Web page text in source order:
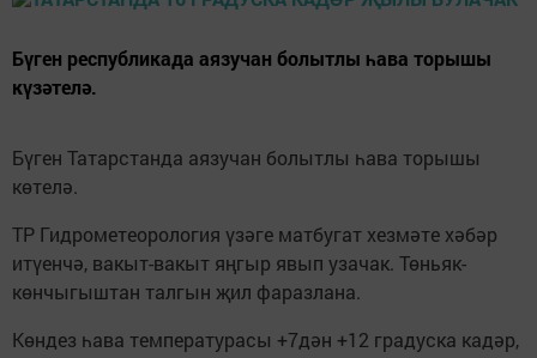
Бүген республикада аязучан болытлы һава торышы
күзәтелә.
Бүген Татарстанда аязучан болытлы һава торышы
көтелә.
ТР Гидрометеорология үзәге матбугат хезмәте хәбәр
итүенчә, вакыт-вакыт яңгыр явып узачак. Төньяк-
көнчыгыштан талгын җил фаразлана.
Көндез һава температурасы +7дән +12 градуска кадәр,